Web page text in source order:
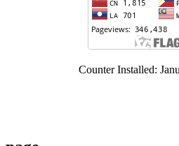
Counter Installed: